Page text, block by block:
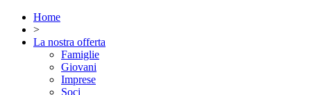
Home
>
La nostra offerta
Famiglie
Giovani
Imprese
Soci